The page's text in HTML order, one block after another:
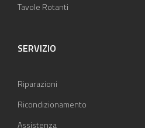
Tavole Rotanti
SERVIZIO
Riparazioni
Ricondizionamento
Assistenza